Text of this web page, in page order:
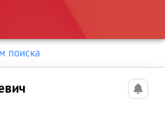
поиска